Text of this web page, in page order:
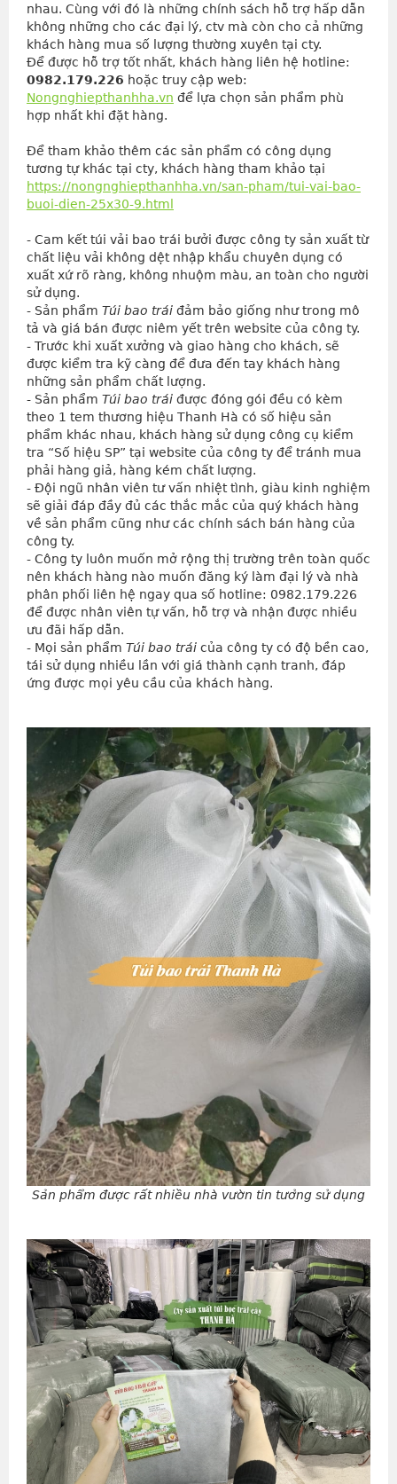
nhau. Cùng với đó là những chính sách hỗ trợ hấp dẫn
không những cho các đại lý, ctv mà còn cho cả những
khách hàng mua số lượng thường xuyên tại cty.
0982.179.226
Nongnghiepthanhha.vn để lựa chọn sản phẩm phù
hợp nhất khi đặt hàng.
Để tham khảo thêm các sản phẩm có công dụng
tương tự khác tại cty, khách hàng tham khảo tại
https://nongnghiepthanhha.vn/san-pham/tui-vai-bao-
buoi-dien-25x30-9.html
- Cam kết túi vải bao trái bưởi được công ty sản xuất từ
chất liệu vải không dệt nhập khẩu chuyên dụng có
xuất xứ rõ ràng, không nhuộm màu, an toàn cho người
sử dụng.
- Sản phẩm Túi bao trái đảm bảo giống như trong mô
tả và giá bán được niêm yết trên website của công ty.
- Trước khi xuất xưởng và giao hàng cho khách, sẽ
được kiểm tra kỹ càng để đưa đến tay khách hàng
những sản phẩm chất lượng.
- Sản phẩm Túi bao trái được đóng gói đều có kèm
theo 1 tem thương hiệu Thanh Hà có số hiệu sản
phẩm khác nhau, khách hàng sử dụng công cụ kiểm
tra “Số hiệu SP” tại website của công ty để tránh mua
phải hàng giả, hàng kém chất lượng.
- Đội ngũ nhân viên tư vấn nhiệt tình, giàu kinh nghiệm
sẽ giải đáp đầy đủ các thắc mắc của quý khách hàng
về sản phẩm cũng như các chính sách bán hàng của
công ty.
- Công ty luôn muốn mở rộng thị trường trên toàn quốc
nên khách hàng nào muốn đăng ký làm đại lý và nhà
phân phối liên hệ ngay qua số hotline: 0982.179.226
để được nhân viên tự vấn, hỗ trợ và nhận được nhiều
ưu đãi hấp dẫn.
- Mọi sản phẩm Túi bao trái của công ty có độ bền cao,
tái sử dụng nhiều lần với giá thành cạnh tranh, đáp
ứng được mọi yêu cầu của khách hàng.
Sản phẩm được rất nhiều nhà vườn tin tưởng sử dụng